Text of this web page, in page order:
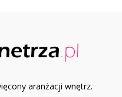
aranżacji wnętrz.